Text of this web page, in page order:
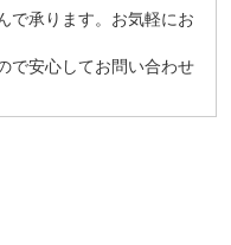
で承ります。お気軽にお
で安心してお問い合わせ